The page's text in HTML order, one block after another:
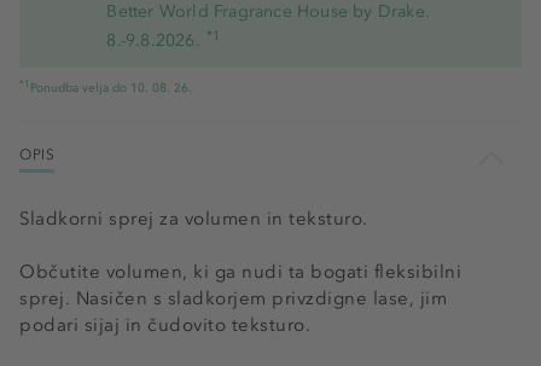
Better World Fragrance House by Drake.
8.-9.8.2026. *1
*1 Ponudba velja do 10. 08. 26.
OPIS
Sladkorni sprej za volumen in teksturo.
Občutite volumen, ki ga nudi ta bogati fleksibilni
sprej. Nasičen s sladkorjem privzdigne lase, jim
podari sijaj in čudovito teksturo.